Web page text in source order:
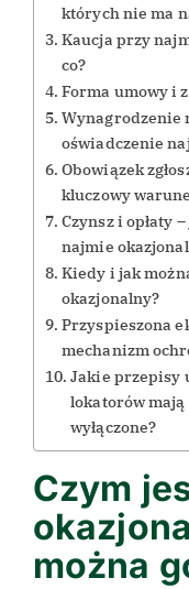
których nie ma
Kaucja przy
co?
Forma umowy i
Wynagrodzenie
oświadczenie
Obowiązek
kluczowy
Czynsz i opłaty
najmie
Kiedy i jak
okazjonalny?
Przyspieszona
mechanizm
Jakie przepisy
lokatorów mają
wyłączone?
Czym
można